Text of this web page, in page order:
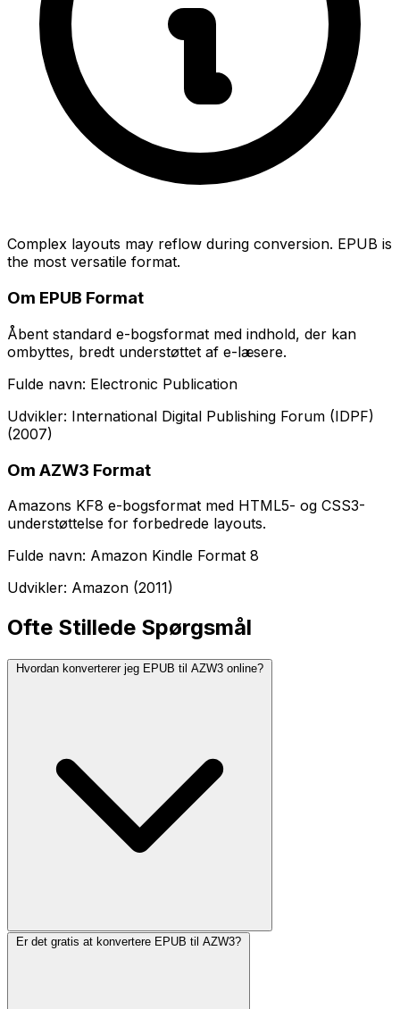
Complex layouts may reflow during conversion. EPUB is
the most versatile format.
Om EPUB Format
Åbent standard e-bogsformat med indhold, der kan
ombyttes, bredt understøttet af e-læsere.
Fulde navn: Electronic Publication
Udvikler: International Digital Publishing Forum (IDPF)
(2007)
Om AZW3 Format
Amazons KF8 e-bogsformat med HTML5- og CSS3-
understøttelse for forbedrede layouts.
Fulde navn: Amazon Kindle Format 8
Udvikler: Amazon (2011)
Ofte Stillede Spørgsmål
Hvordan konverterer jeg EPUB til AZW3 online?
Er det gratis at konvertere EPUB til AZW3?